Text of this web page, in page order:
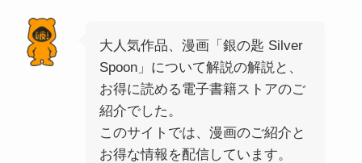
大人気作品、漫画「銀の匙 Silver
Spoon」について解説の解説と、
お得に読める電子書籍ストアのご
紹介でした。
このサイトでは、漫画のご紹介と
お得な情報を配信しています。